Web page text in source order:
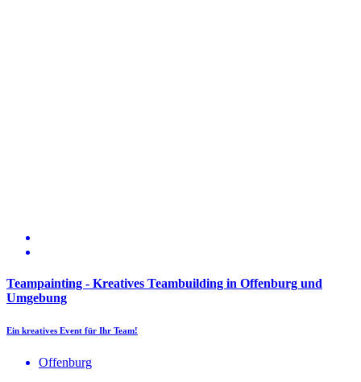
Teampainting - Kreatives Teambuilding in Offenburg und
Umgebung
Ein kreatives Event für Ihr Team!
Offenburg